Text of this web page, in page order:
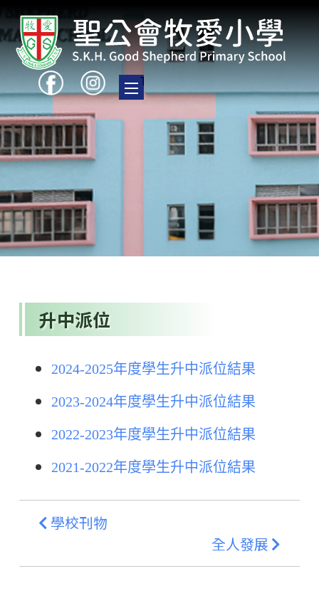
Toggle main menu visibility
升中派位
2024-2025年度學生升中派位結果
2023-2024年度學生升中派位結果
2022-2023年度學生升中派位結果
2021-2022年度學生升中派位結果
學校刊物
全人發展